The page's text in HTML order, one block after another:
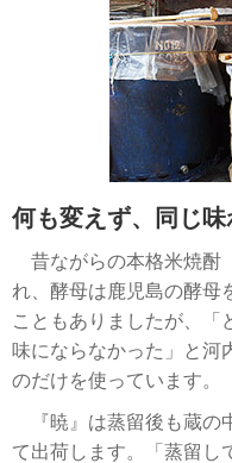
何も変えず、同じ
昔ながらの本格米焼酎
れ、酵母は鹿児島の酵母
こともありましたが、「
味にならなかった」と河
のだけを使っています。
『暁』は蒸留後も蔵の
て出荷します。「蒸留し